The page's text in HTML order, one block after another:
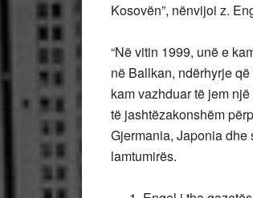
Kosovën”, nënvijoi z.
“Në vitin 1999, unë e
në Ballkan, ndërhyrje
kam vazhduar të jem
të jashtëzakonshëm
Gjermania, Japonia dhe
lamtumirës.